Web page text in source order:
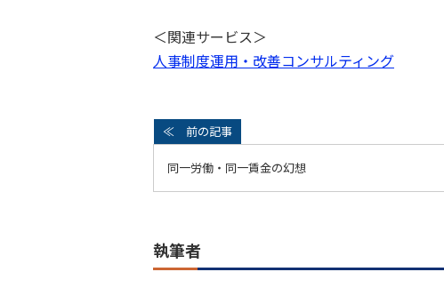
＜関連サービス＞
人事制度運用・改善コンサルティング
同一労働・同一賃金の幻想
執筆者